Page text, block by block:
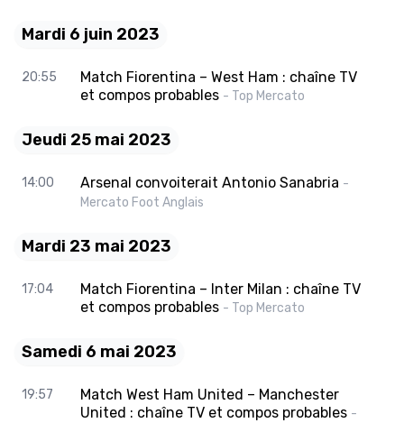
Mardi 6 juin 2023
20:55
Match Fiorentina – West Ham : chaîne TV
et compos probables - Top Mercato
Jeudi 25 mai 2023
14:00 Arsenal convoiterait Antonio Sanabria -
Mercato Foot Anglais
Mardi 23 mai 2023
17:04
Match Fiorentina – Inter Milan : chaîne TV
et compos probables - Top Mercato
Samedi 6 mai 2023
19:57
Match West Ham United – Manchester
United : chaîne TV et compos probables -